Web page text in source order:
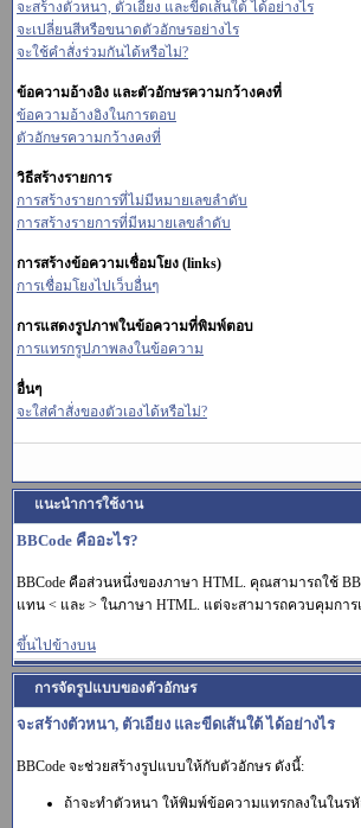
จะสร้างตัวหนา, ตัวเอียง และขีดเส้นใต้ ได้อย่างไร
จะเปลี่ยนสีหรือขนาดตัวอักษรอย่างไร
จะใช้คำสั่งร่วมกันได้หรือไม่?
ข้อความอ้างอิง และตัวอักษรความกว้างคงที่
ข้อความอ้างอิงในการตอบ
ตัวอักษรความกว้างคงที่
วิธีสร้างรายการ
การสร้างรายการที่ไม่มีหมายเลขลำดับ
การสร้างรายการที่มีหมายเลขลำดับ
การสร้างข้อความเชื่อมโยง (links)
การเชื่อมโยงไปเว็บอื่นๆ
การแสดงรูปภาพในข้อความที่พิมพ์ตอบ
การแทรกรูปภาพลงในข้อความ
อื่นๆ
จะใส่คำสั่งของตัวเองได้หรือไม่?
แนะนำการใช้งาน
BBCode คืออะไร?
BBCode คือส่วนหนึ่งของภาษา HTML. คุณสามารถใช้
แทน < และ > ในภาษา HTML. แต่จะสามารถควบคุมก
ขึ้นไปข้างบน
การจัดรูปแบบของตัวอักษร
จะสร้างตัวหนา, ตัวเอียง และขีดเส้นใต้ ได้อย่างไร
BBCode จะช่วยสร้างรูปแบบให้กับตัวอักษร ดังนี้:
ถ้าจะทำตัวหนา ให้พิมพ์ข้อความแทรกลงในในร